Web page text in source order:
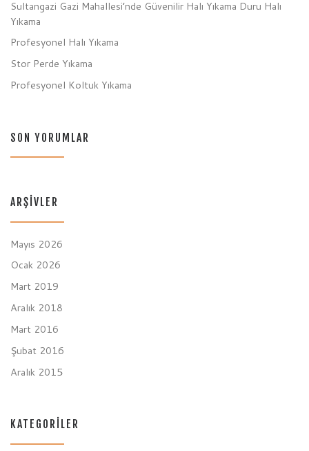
Sultangazi Gazi Mahallesi’nde Güvenilir Halı Yıkama Duru Halı
Yıkama
Profesyonel Halı Yıkama
Stor Perde Yıkama
Profesyonel Koltuk Yıkama
SON YORUMLAR
ARŞIVLER
Mayıs 2026
Ocak 2026
Mart 2019
Aralık 2018
Mart 2016
Şubat 2016
Aralık 2015
KATEGORILER